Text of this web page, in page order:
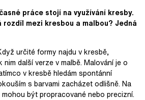
práce stojí na využívání kresby.
rozdíl mezi kresbou a malbou? Jedná
určité formy najdu v kresbě,
další verze v malbě. Malování je o
v kresbě hledám spontánní
s barvami zacházet odlišně. Na
být propracované nebo precizní.